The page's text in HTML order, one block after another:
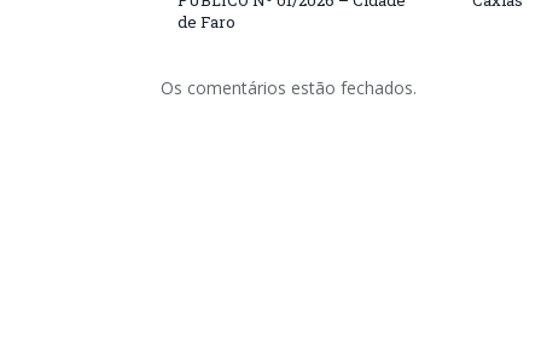
de Faro
Os comentários estão fechados.